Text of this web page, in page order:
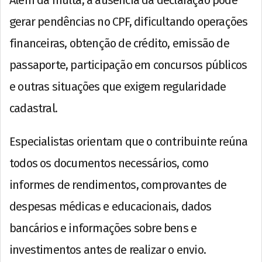
gerar pendências no CPF, dificultando operações
financeiras, obtenção de crédito, emissão de
passaporte, participação em concursos públicos
e outras situações que exigem regularidade
cadastral.
Especialistas orientam que o contribuinte reúna
todos os documentos necessários, como
informes de rendimentos, comprovantes de
despesas médicas e educacionais, dados
bancários e informações sobre bens e
investimentos antes de realizar o envio.